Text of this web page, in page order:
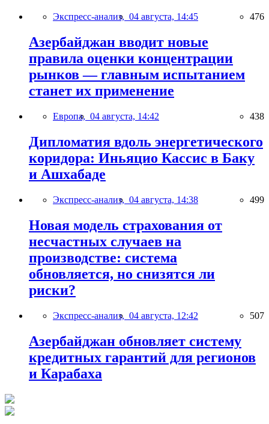
Экспресс-анализ, 04 августа, 14:45 476
Азербайджан вводит новые
правила оценки концентрации
рынков — главным испытанием
станет их применение
Европа, 04 августа, 14:42 438
Дипломатия вдоль энергетического
коридора: Иньяцио Кассис в Баку
и Ашхабаде
Экспресс-анализ, 04 августа, 14:38 499
Новая модель страхования от
несчастных случаев на
производстве: система
обновляется, но снизятся ли
риски?
Экспресс-анализ, 04 августа, 12:42 507
Азербайджан обновляет систему
кредитных гарантий для регионов
и Карабаха